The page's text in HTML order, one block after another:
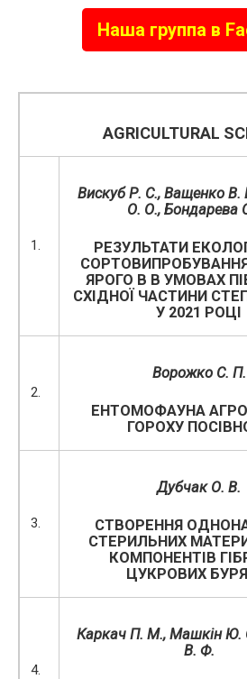
Наша группа в
AGRICULTURAL
1.
Вискуб Р. С., Ващенко В.
О. О., Бондарева
РЕЗУЛЬТАТИ
ЯРОГО В В УМОВАХ
СХІДНОЇ ЧАСТИНИ
У 2021 РОЦІ
2.
Ворожко С. П.
ЕНТОМОФАУНА
ГОРОХУ
3.
Дубчак О. В.
СТВОРЕННЯ
СТЕРИЛЬНИХ
КОМПОНЕНТІВ
ЦУКРОВИХ
4.
Каркач П. М., Машкін Ю.
В. Ф.